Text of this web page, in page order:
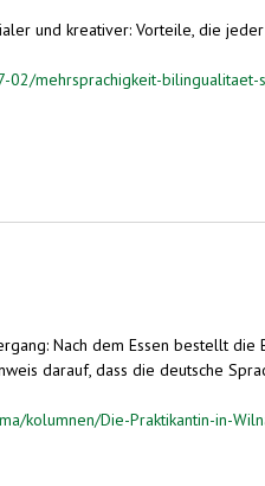
und kreativer: Vorteile, die
02/mehrsprachigkeit-bilingualitaet-
Nach dem Essen bestellt
darauf, dass die deutsche
kolumnen/Die-Praktikantin-in-